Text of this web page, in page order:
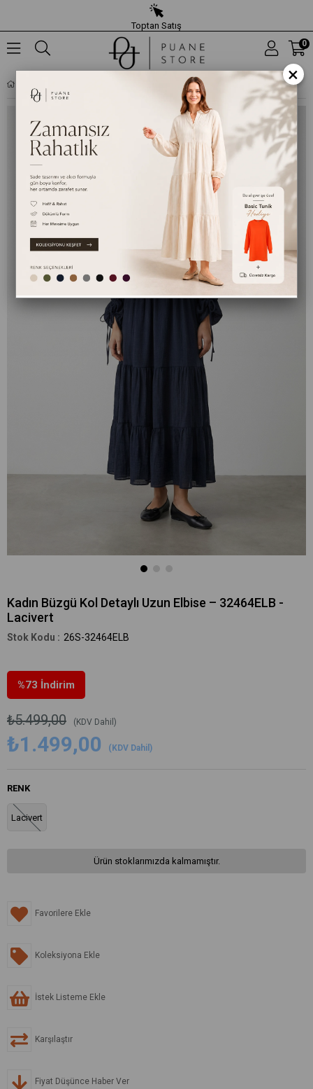
Toptan Satış
0
Kadın Büzgü Kol Detaylı Uzun Elbise – 32464ELB -
Lacivert
26S-32464ELB
%73 İndirim
₺5.499,00 (KDV Dahil)
₺1.499,00 (KDV Dahil)
RENK
Lacivert
Ürün stoklarımızda kalmamıştır.
Favorilere Ekle
Koleksiyona Ekle
İstek Listeme Ekle
Karşılaştır
Fiyat Düşünce Haber Ver
×